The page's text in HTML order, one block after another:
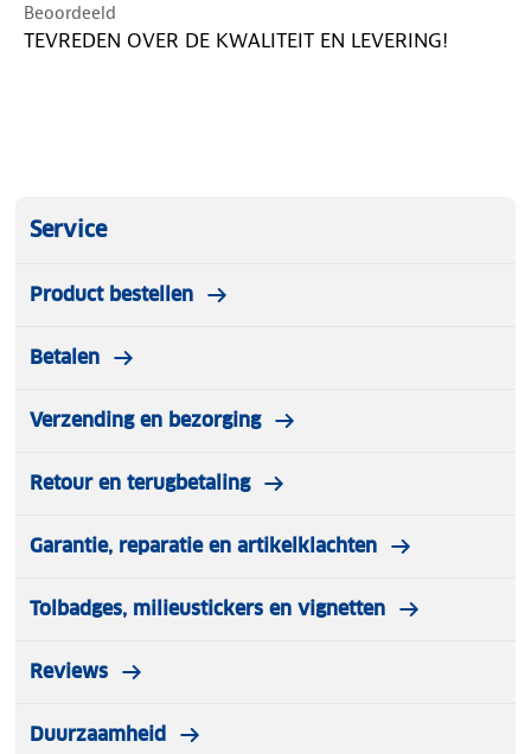
bergschoenen, vrijetijdsschoenen en ski schoenen.
Beoordeeld
TEVREDEN OVER DE KWALITEIT EN LEVERING!
Service
Product bestellen
Betalen
Verzending en bezorging
Retour en terugbetaling
Garantie, reparatie en artikelklachten
Tolbadges, milieustickers en vignetten
Reviews
Duurzaamheid